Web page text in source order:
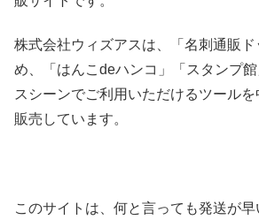
株式会社ウィズアスは、「名刺通販
め、「はんこdeハンコ」「スタンプ
スシーンでご利用いただけるツール
販売しています。
このサイトは、何と言っても発送が早